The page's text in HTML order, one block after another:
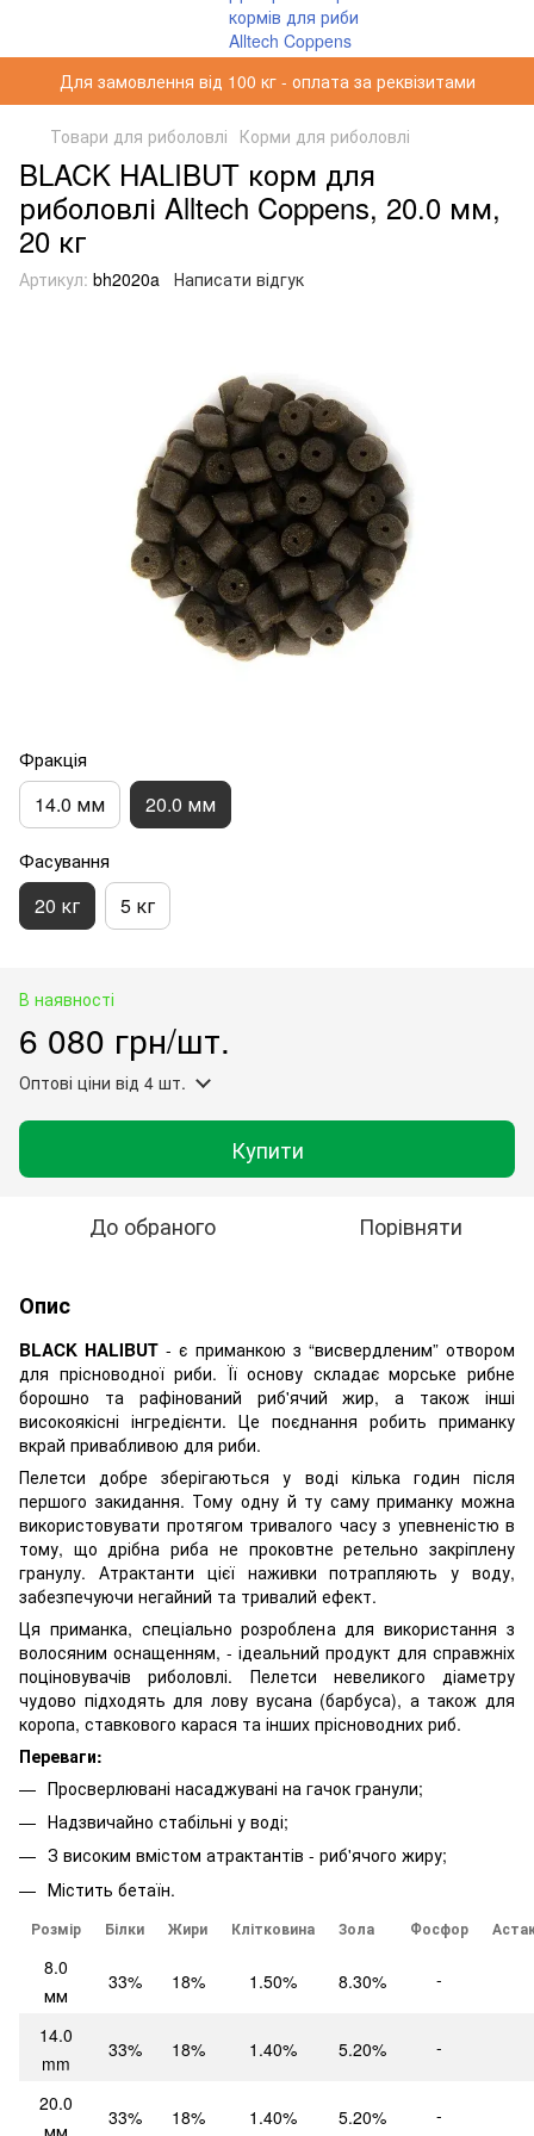
Для замовлення від 100 кг - оплата за реквізитами
Товари для риболовлі Корми для риболовлі
BLACK HALIBUT корм для
риболовлі Alltech Coppens, 20.0 мм,
20 кг
Артикул: bh2020a Написати відгук
Фракція
14.0 мм 20.0 мм
Фасування
20 кг 5 кг
В наявності
6 080 грн/шт.
Оптові ціни від 4 шт.
Купити
До обраного Порівняти
Опис
BLACK HALIBUT - є приманкою з “висвердленим” отвором
для прісноводної риби. Її основу складає морське рибне
борошно та рафінований риб'ячий жир, а також інші
високоякісні інгредієнти. Це поєднання робить приманку
вкрай привабливою для риби.
Пелетси добре зберігаються у воді кілька годин після
першого закидання. Тому одну й ту саму приманку можна
використовувати протягом тривалого часу з упевненістю в
тому, що дрібна риба не проковтне ретельно закріплену
гранулу. Атрактанти цієї наживки потрапляють у воду,
забезпечуючи негайний та тривалий ефект.
Ця приманка, спеціально розроблена для використання з
волосяним оснащенням, - ідеальний продукт для справжніх
поціновувачів риболовлі. Пелетси невеликого діаметру
чудово підходять для лову вусана (барбуса), а також для
коропа, ставкового карася та інших прісноводних риб.
Переваги:
Просверлювані насаджувані на гачок гранули;
Надзвичайно стабільні у воді;
З високим вмістом атрактантів - риб'ячого жиру;
Містить бетаїн.
Розмір Білки Жири Клітковина Зола Фосфор
8.0
мм
33% 18% 1.50% 8.30% -
14.0
mm
33% 18% 1.40% 5.20% -
20.0
33% 18% 1.40% 5.20% -